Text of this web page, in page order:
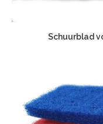
Schuurblad